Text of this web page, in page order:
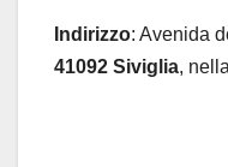
Indirizzo: Avenida
41092 Siviglia,